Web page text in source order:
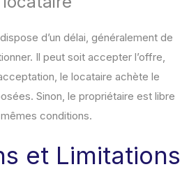
d’un délai, généralement de
Il peut soit accepter l’offre,
le locataire achète le
Sinon, le propriétaire est libre
conditions.
et Limitations